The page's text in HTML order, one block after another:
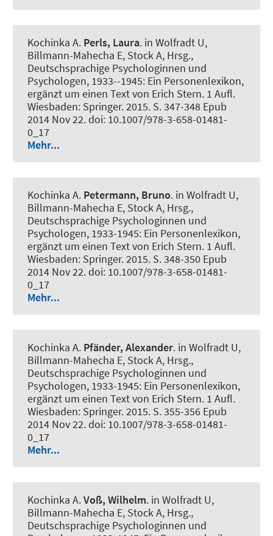
Kochinka A. Perls, Laura. in Wolfradt U,
Billmann-Mahecha E, Stock A, Hrsg.,
Deutschsprachige Psychologinnen und
Psychologen, 1933--1945: Ein Personenlexikon,
ergänzt um einen Text von Erich Stern. 1 Aufl.
Wiesbaden: Springer. 2015. S. 347-348 Epub
2014 Nov 22. doi: 10.1007/978-3-658-01481-
0_17
Mehr...
Kochinka A. Petermann, Bruno. in Wolfradt U,
Billmann-Mahecha E, Stock A, Hrsg.,
Deutschsprachige Psychologinnen und
Psychologen, 1933-1945: Ein Personenlexikon,
ergänzt um einen Text von Erich Stern. 1 Aufl.
Wiesbaden: Springer. 2015. S. 348-350 Epub
2014 Nov 22. doi: 10.1007/978-3-658-01481-
0_17
Mehr...
Kochinka A. Pfänder, Alexander. in Wolfradt U,
Billmann-Mahecha E, Stock A, Hrsg.,
Deutschsprachige Psychologinnen und
Psychologen, 1933-1945: Ein Personenlexikon,
ergänzt um einen Text von Erich Stern. 1 Aufl.
Wiesbaden: Springer. 2015. S. 355-356 Epub
2014 Nov 22. doi: 10.1007/978-3-658-01481-
0_17
Mehr...
Kochinka A.Voß, Wilhelm. in Wolfradt U,
Billmann-Mahecha E, Stock A, Hrsg.,
Deutschsprachige Psychologinnen und